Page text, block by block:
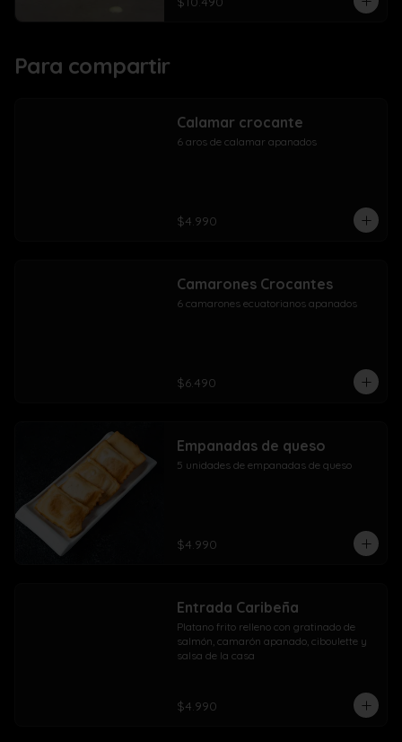
Para compartir
Calamar crocante
6 aros de calamar apanados
$4.990
Camarones Crocantes
6 camarones ecuatorianos apanados
$6.490
Empanadas de queso
5 unidades de empanadas de queso
$4.990
Entrada Caribeña
Platano frito relleno con gratinado de
salmón, camarón apanado, ciboulette y
salsa de la casa
$4.990